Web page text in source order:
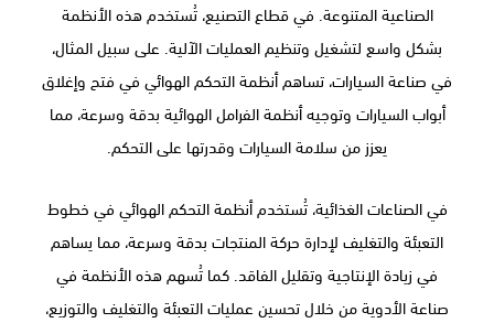
الصناعية المتنوعة. في قطاع التصنيع، تُستخدم هذه الأنظمة
بشكل واسع لتشغيل وتنظيم العمليات الآلية. على سبيل المثال،
في صناعة السيارات، تساهم أنظمة التحكم الهوائي في فتح وإغلاق
أبواب السيارات وتوجيه أنظمة الفرامل الهوائية بدقة وسرعة، مما
يعزز من سلامة السيارات وقدرتها على التحكم.
في الصناعات الغذائية، تُستخدم أنظمة التحكم الهوائي في خطوط
التعبئة والتغليف لإدارة حركة المنتجات بدقة وسرعة، مما يساهم
في زيادة الإنتاجية وتقليل الفاقد. كما تُسهم هذه الأنظمة في
صناعة الأدوية من خلال تحسين عمليات التعبئة والتغليف والتوزيع،